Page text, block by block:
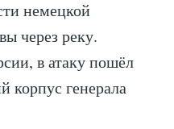
немецкой
через реку.
в атаку пошёл
корпус генерала